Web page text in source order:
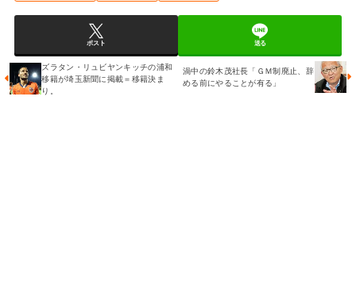
ポスト 送る
ズラタン・リュビヤンキッチの浦和
移籍が埼玉新聞に掲載＝移籍決ま
り。
渦中の鈴木茂社長「ＧＭ制廃止、辞
める前にやることが有る」